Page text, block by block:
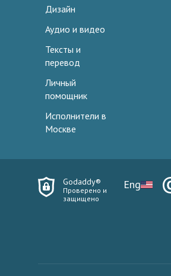
Дизайн
Аудио и видео
Тексты и
перевод
Личный
помощник
Исполнители в
Москве
Godaddy®
Проверено и
защищено
Eng